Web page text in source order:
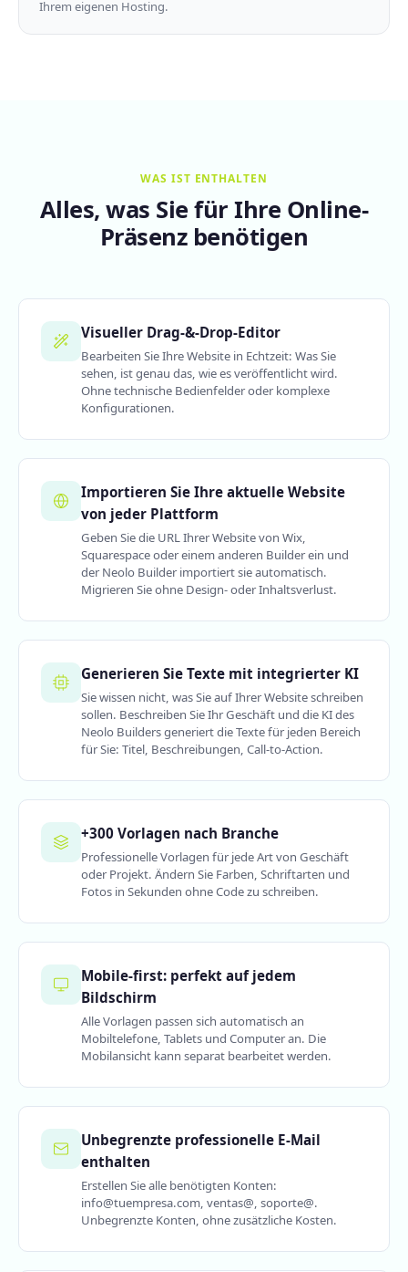
Ihrem eigenen Hosting.
WAS IST ENTHALTEN
Alles, was Sie für Ihre Online-
Präsenz benötigen
Visueller Drag-&-Drop-Editor
Bearbeiten Sie Ihre Website in Echtzeit: Was Sie
sehen, ist genau das, wie es veröffentlicht wird.
Ohne technische Bedienfelder oder komplexe
Konfigurationen.
Importieren Sie Ihre aktuelle Website
von jeder Plattform
Geben Sie die URL Ihrer Website von Wix,
Squarespace oder einem anderen Builder ein und
der Neolo Builder importiert sie automatisch.
Migrieren Sie ohne Design- oder Inhaltsverlust.
Generieren Sie Texte mit integrierter KI
Sie wissen nicht, was Sie auf Ihrer Website schreiben
sollen. Beschreiben Sie Ihr Geschäft und die KI des
Neolo Builders generiert die Texte für jeden Bereich
für Sie: Titel, Beschreibungen, Call-to-Action.
+300 Vorlagen nach Branche
Professionelle Vorlagen für jede Art von Geschäft
oder Projekt. Ändern Sie Farben, Schriftarten und
Fotos in Sekunden ohne Code zu schreiben.
Mobile-first: perfekt auf jedem
Bildschirm
Alle Vorlagen passen sich automatisch an
Mobiltelefone, Tablets und Computer an. Die
Mobilansicht kann separat bearbeitet werden.
Unbegrenzte professionelle E-Mail
enthalten
Erstellen Sie alle benötigten Konten:
info@tuempresa.com, ventas@, soporte@.
Unbegrenzte Konten, ohne zusätzliche Kosten.